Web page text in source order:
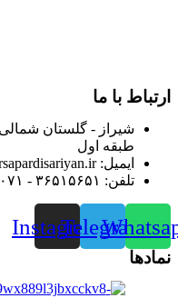
ارتباط با ما
شیراز - گلستان
طبقه اول
ایمیل: info@irsapardisariyan.ir
تلفن: ۳۶۵۱۵۶۵۱ - ۰۷۱
Telegram
Instagram
نمادها